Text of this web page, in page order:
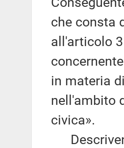
che consta
all'articolo
in materia
nell'ambito
civica».